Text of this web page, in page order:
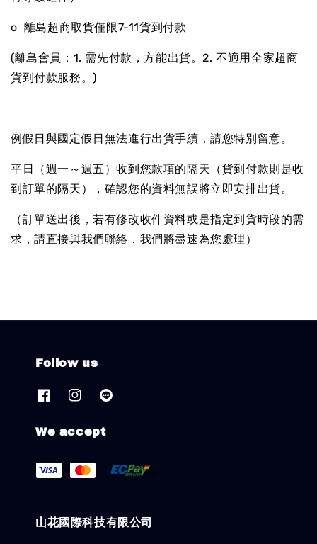
o 離島超商取貨僅限7-11貨到付款
(離島會員：1. 需先付款，方能出貨。2. 不適用全家超商
貨到付款服務。)
例假日與國定假日無法進行出貨手續，請您特別留意。
平日（週一～週五）收到您款項的隔天（貨到付款則是收
到訂單的隔天），確認您的資料無誤將立即安排出貨。
（訂單送出後，若有修改收件資料或是指定到貨時段的需
求，請直接與我們聯絡，我們將盡速為您處理）
Follow us
We accept
山花國際科技有限公司